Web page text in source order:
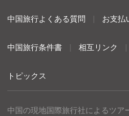
中国旅行よくある質問 お支払
中国旅行条件書 相互リンク
トピックス
中国の現地国際旅行社によるツア